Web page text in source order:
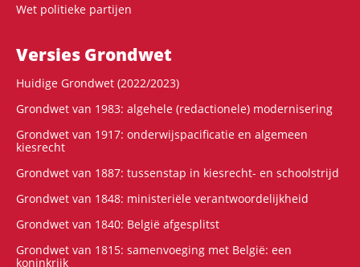
Wet politieke partijen
Versies Grondwet
Huidige Grondwet (2022/2023)
Grondwet van 1983: algehele (redactionele) modernisering
Grondwet van 1917: onderwijspacificatie en algemeen
kiesrecht
Grondwet van 1887: tussenstap in kiesrecht- en schoolstrijd
Grondwet van 1848: ministeriële verantwoordelijkheid
Grondwet van 1840: België afgesplitst
Grondwet van 1815: samenvoeging met België: een
koninkrijk